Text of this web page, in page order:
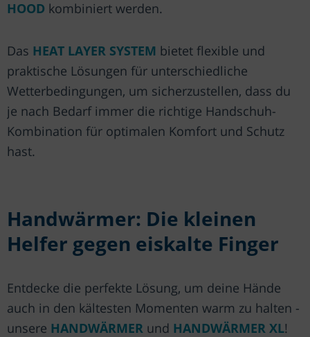
HOOD kombiniert werden.
Das HEAT LAYER SYSTEM bietet flexible und
praktische Lösungen für unterschiedliche
Wetterbedingungen, um sicherzustellen, dass du
je nach Bedarf immer die richtige Handschuh-
Kombination für optimalen Komfort und Schutz
hast.
Handwärmer: Die kleinen
Helfer gegen eiskalte Finger
Entdecke die perfekte Lösung, um deine Hände
auch in den kältesten Momenten warm zu halten -
unsere HANDWÄRMER und HANDWÄRMER XL!